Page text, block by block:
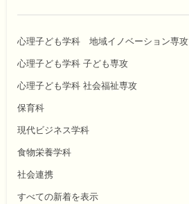
心理子ども学科 地域イノベーション専攻
心理子ども学科 子ども専攻
心理子ども学科 社会福祉専攻
保育科
現代ビジネス学科
食物栄養学科
社会連携
すべての新着を表示